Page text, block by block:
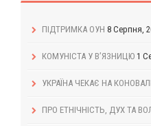
ПІДТРИМКА ОУН 8 Серпня,
КОМУНІСТА У В’ЯЗНИЦЮ 1
УКРАЇНА ЧЕКАЄ НА
ПРО ЕТНІЧНІСТЬ, ДУХ ТА